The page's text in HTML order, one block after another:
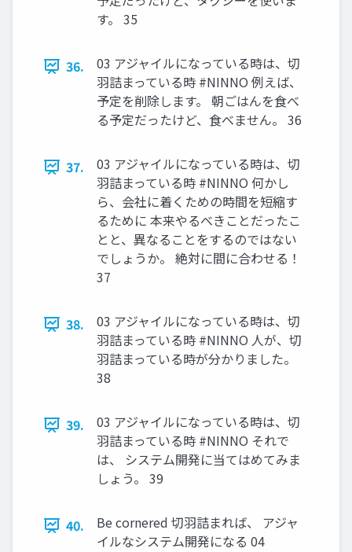
す。 35
36.
03 アジャイルになっている時は、切
羽詰まっている時 #NINNO 例えば、
予定を削除します。 朝ごはんを食べ
る予定だったけど、食べません。 36
37.
03 アジャイルになっている時は、切
羽詰まっている時 #NINNO 何かし
ら、会社に着くための時間を短縮す
るために 本来やるべきことだったこ
とと、異なることをするのではない
でしょうか。 絶対に間に合わせる！
37
38.
03 アジャイルになっている時は、切
羽詰まっている時 #NINNO 人が、切
羽詰まっている時が分かりました。
38
39.
03 アジャイルになっている時は、切
羽詰まっている時 #NINNO それで
は、 システム開発に当てはめてみま
しょう。 39
40.
Be cornered 切羽詰まれば、 アジャ
イルなシステム開発になる 04